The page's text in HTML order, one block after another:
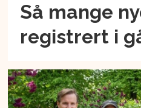
Så mange
registrert i